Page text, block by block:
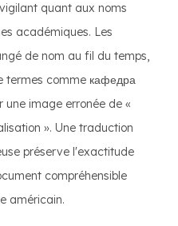
quant aux noms
académiques. Les
de nom au fil du temps,
termes comme кафедра
une image erronée de «
». Une traduction
préserve l'exactitude
compréhensible
américain.